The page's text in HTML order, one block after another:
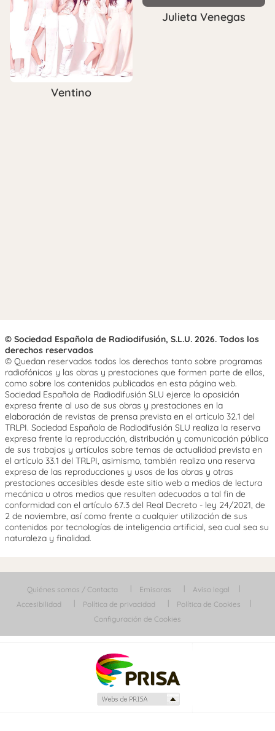
Ventino
Julieta Venegas
© Sociedad Española de Radiodifusión, S.L.U. 2026. Todos los
derechos reservados
© Quedan reservados todos los derechos tanto sobre programas
radiofónicos y las obras y prestaciones que formen parte de ellos,
como sobre los contenidos publicados en esta página web.
Sociedad Española de Radiodifusión SLU ejerce la oposición
expresa frente al uso de sus obras y prestaciones en la
elaboración de revistas de prensa prevista en el artículo 32.1 del
TRLPI. Sociedad Española de Radiodifusión SLU realiza la reserva
expresa frente la reproducción, distribución y comunicación pública
de sus trabajos y artículos sobre temas de actualidad prevista en
el artículo 33.1 del TRLPI, asimismo, también realiza una reserva
expresa de las reproducciones y usos de las obras y otras
prestaciones accesibles desde este sitio web a medios de lectura
mecánica u otros medios que resulten adecuados a tal fin de
conformidad con el artículo 67.3 del Real Decreto - ley 24/2021, de
2 de noviembre, así como frente a cualquier utilización de sus
contenidos por tecnologías de inteligencia artificial, sea cual sea su
naturaleza y finalidad.
Quiénes somos / Contacta Emisoras
Aviso legal
Accesibilidad
Política de privacidad
Política de Cookies
Configuración de Cookies